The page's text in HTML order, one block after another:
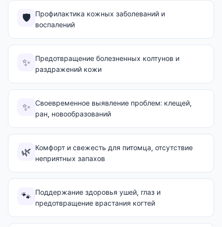
🛡️
Профилактика кожных заболеваний и
воспалений
✨
Предотвращение болезненных колтунов и
раздражений кожи
✨ Своевременное выявление проблем: клещей,
ран, новообразований
🌿 Комфорт и свежесть для питомца, отсутствие
неприятных запахов
🐾 Поддержание здоровья ушей, глаз и
предотвращение врастания когтей